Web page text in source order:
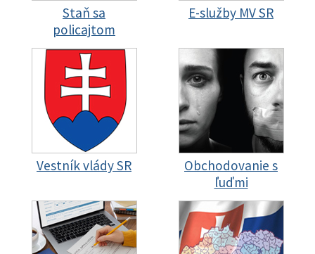
Staň sa
policajtom
E-služby MV SR
Vestník vlády SR
Obchodovanie s
ľuďmi